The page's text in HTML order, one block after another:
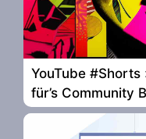
YouTube
für’s Community